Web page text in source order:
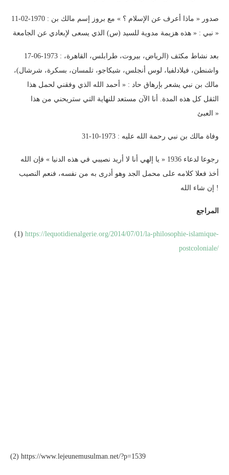
11-02-1970 : صدور « ماذا أعرف عن الإسلام ؟ » مع بروز إسم مالك بن
نبي : « هذه هزيمة مدوية للسيد (س) الذي يسعى لإبعادي عن الجامعة »
17-06-1973 : بعد نشاط مكثف (الرياض، بيروت، طرابلس، القاهرة،
واشنطن، فيلادلفيا، لوس أنجلس، شيكاجو، تلمسان، بسكرة، شرشال)،
مالك بن نبي يشعر بإرهاق حاد : « أحمد الله الذي وفقني لحمل هذا
الثقل كل هذه المدة. أنا الآن مستعد للنهاية التي ستريحني من هذا
العبئ »
31-10-1973 : وفاة مالك بن نبي رحمة الله عليه
رجوعا لدعاء 1936 « يا إلهي أنا لا أريد نصيبي في هذه الدنيا » فإن الله
أخذ فعلا كلامه على محمل الجد وهو أدرى به من نفسه، فنعم النصيب
إن شاء الله !
المراجع
(1) https://lequotidienalgerie.org/2014/07/01/la-philosophie-islamique-
postcoloniale/
(2) https://www.lejeunemusulman.net/?p=1539